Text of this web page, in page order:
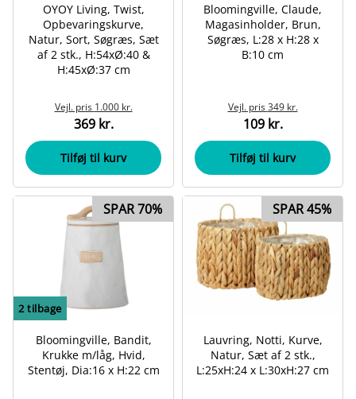
OYOY Living, Twist,
Opbevaringskurve,
Natur, Sort, Søgræs, Sæt
af 2 stk., H:54xØ:40 &
H:45xØ:37 cm
Vejl. pris 1.000 kr.
369 kr.
Tilføj til kurv
Bloomingville, Claude,
Magasinholder, Brun,
Søgræs, L:28 x H:28 x
B:10 cm
Vejl. pris349 kr.
109 kr.
Tilføj til kurv
2 tilbage
SPAR 70%
Bloomingville, Bandit,
Krukke m/låg, Hvid,
Stentøj, Dia:16 x H:22 cm
SPAR 45%
Lauvring, Notti, Kurve,
Natur, Sæt af 2 stk.,
L:25xH:24 x L:30xH:27 cm